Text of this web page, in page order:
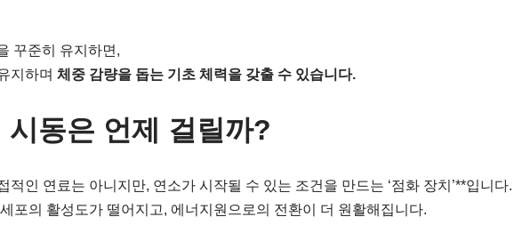
꾸준히 유지하면,
지하며 체중 감량을 돕는 기초 체력을 갖출 수 있습니다.
시동은 언제 걸릴까?
적인 연료는 아니지만, 연소가 시작될 수 있는 조건을 만드는 ‘점화 장치’**입니다.
포의 활성도가 떨어지고, 에너지원으로의 전환이 더 원활해집니다.